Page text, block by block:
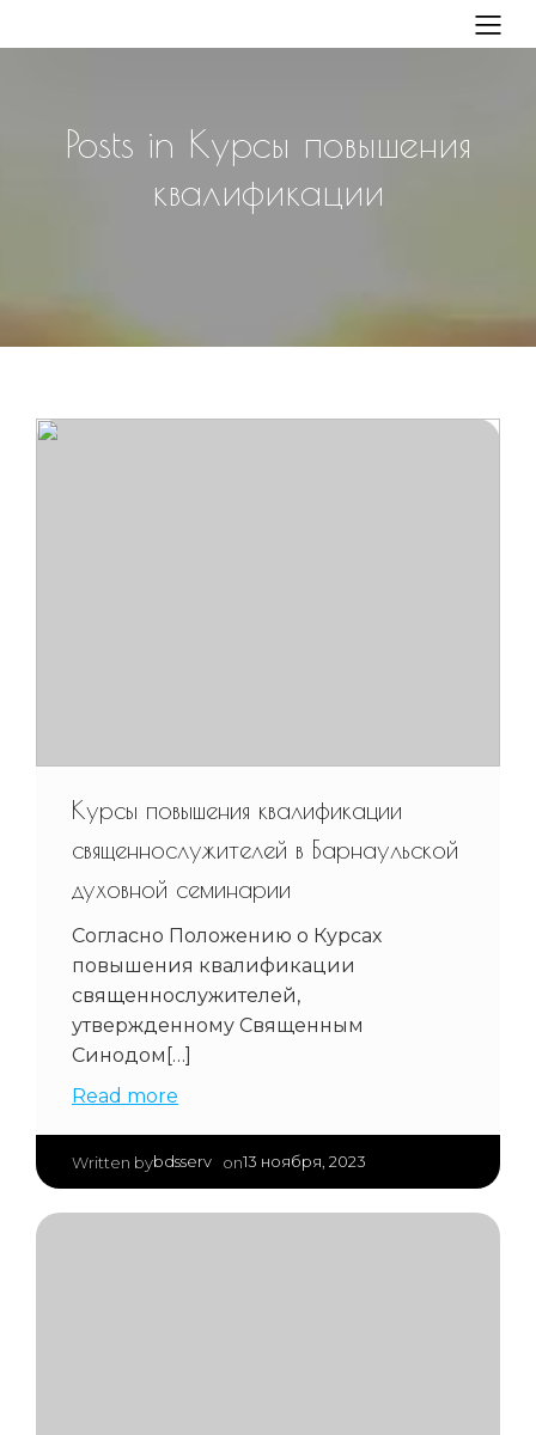
Posts in Курсы повышения
квалификации
Курсы повышения квалификации
священнослужителей в Барнаульской
духовной семинарии
Согласно Положению о Курсах
повышения квалификации
священнослужителей,
утвержденному Священным
Синодом[…]
Read more
Written bybdsserv on13 ноября, 2023